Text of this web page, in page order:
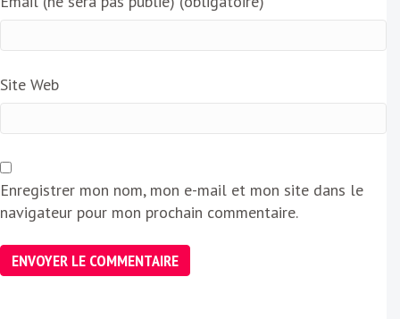
Site Web
Enregistrer mon nom, mon e-mail et mon site dans le
navigateur pour mon prochain commentaire.